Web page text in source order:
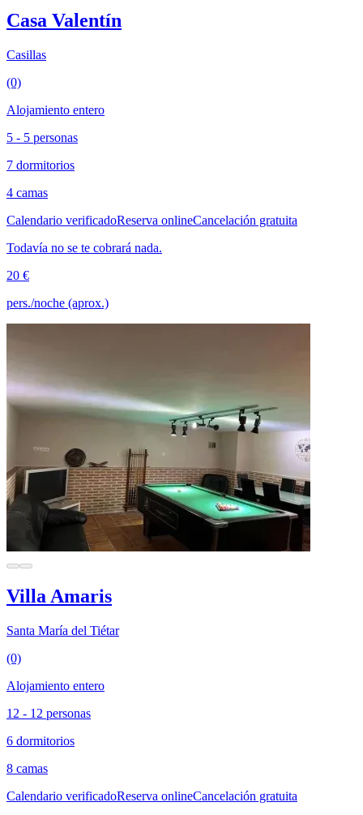
Casa Valentín
Casillas
(0)
Alojamiento entero
5 - 5 personas
7 dormitorios
4 camas
Calendario verificadoReserva onlineCancelación gratuita
Todavía no se te cobrará nada.
20 €
pers./noche (aprox.)
Villa Amaris
Santa María del Tiétar
(0)
Alojamiento entero
12 - 12 personas
6 dormitorios
8 camas
Calendario verificadoReserva onlineCancelación gratuita